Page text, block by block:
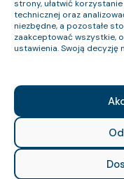
strony, ułatwić
technicznej oraz
niezbędne, a pozostałe
zaakceptować wszystkie,
ustawienia. Swoją decyzję